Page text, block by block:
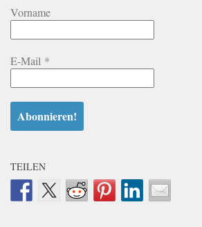
Vorname
E-Mail *
TEILEN